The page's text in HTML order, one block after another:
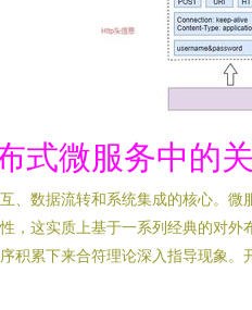
式微服务中的
、数据流转和系统集成的核心。
，这实质上基于一系列经典的对
积累下来合符理论深入指导现象。